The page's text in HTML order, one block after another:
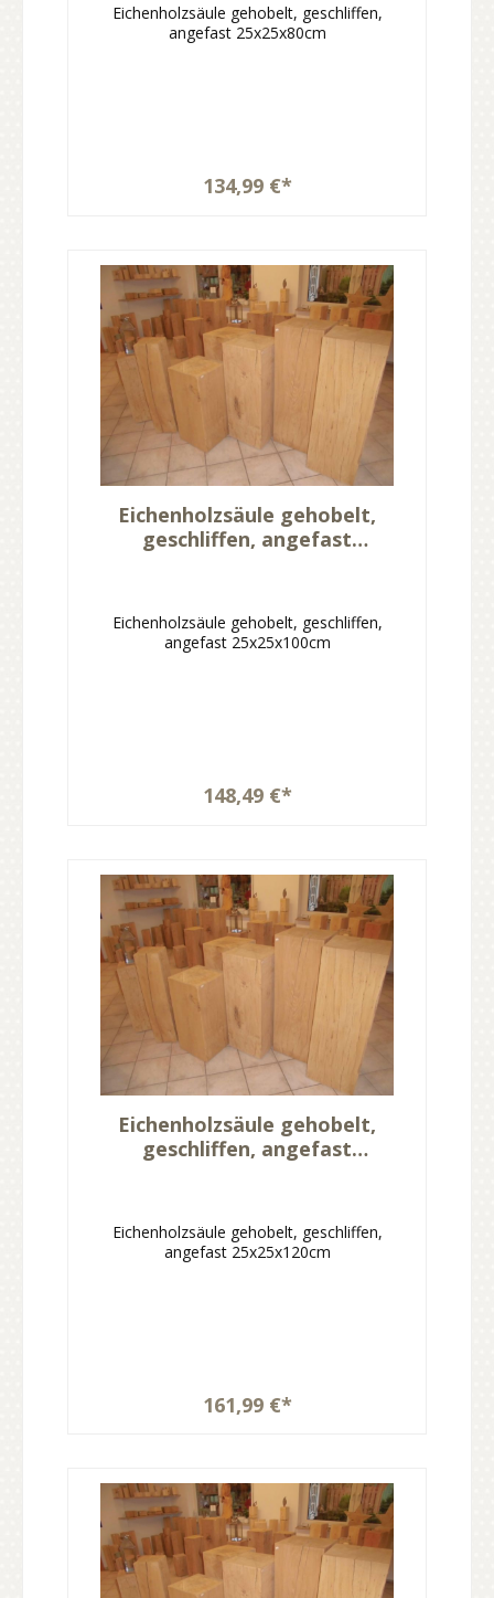
Eichenholzsäule gehobelt, geschliffen,
angefast 25x25x80cm
134,99 €*
Eichenholzsäule gehobelt,
geschliffen, angefast
Eichenholzsäule gehobelt, geschliffen,
angefast 25x25x100cm
148,49 €*
Eichenholzsäule gehobelt,
geschliffen, angefast
Eichenholzsäule gehobelt, geschliffen,
angefast 25x25x120cm
161,99 €*